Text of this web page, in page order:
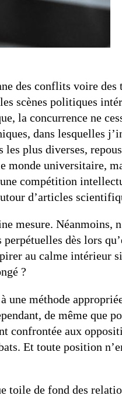
des conflits voire des
scènes politiques
la concurrence ne
dans lesquelles
plus diverses,
monde universitaire,
compétition
d’articles
mesure. Néanmoins,
dès lors
au calme intérieur
?
méthode
de même que
confrontée aux
Et toute position
toile de fond des